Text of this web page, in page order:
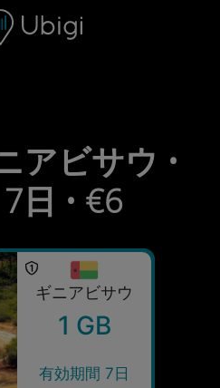
ョンバー フッター
アビサウ •
日 • €6
ギニアビサウ
1 GB
有効期間 7日